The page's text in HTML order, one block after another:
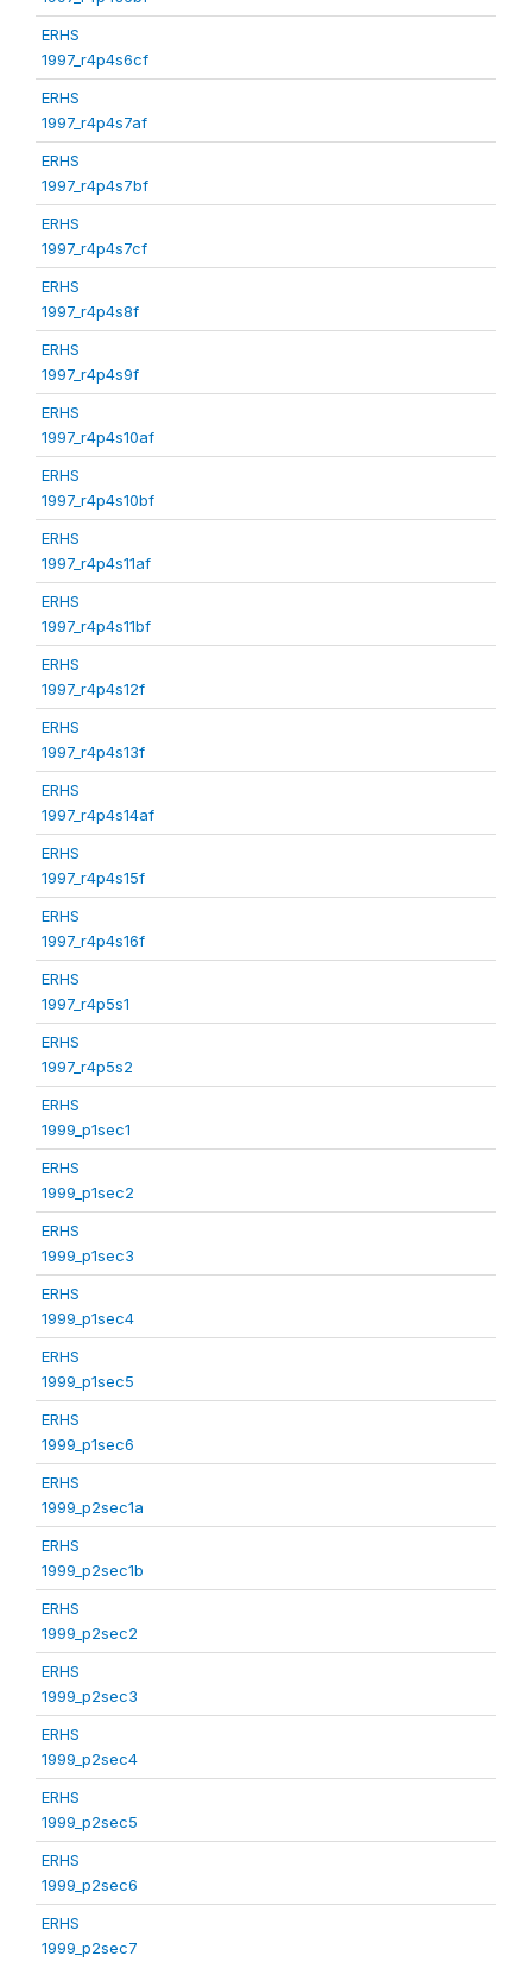
ERHS
1997_r4p4s6cf
ERHS
1997_r4p4s7af
ERHS
1997_r4p4s7bf
ERHS
1997_r4p4s7cf
ERHS
1997_r4p4s8f
ERHS
1997_r4p4s9f
ERHS
1997_r4p4s10af
ERHS
1997_r4p4s10bf
ERHS
1997_r4p4s11af
ERHS
1997_r4p4s11bf
ERHS
1997_r4p4s12f
ERHS
1997_r4p4s13f
ERHS
1997_r4p4s14af
ERHS
1997_r4p4s15f
ERHS
1997_r4p4s16f
ERHS
1997_r4p5s1
ERHS
1997_r4p5s2
ERHS
1999_p1sec1
ERHS
1999_p1sec2
ERHS
1999_p1sec3
ERHS
1999_p1sec4
ERHS
1999_p1sec5
ERHS
1999_p1sec6
ERHS
1999_p2sec1a
ERHS
1999_p2sec1b
ERHS
1999_p2sec2
ERHS
1999_p2sec3
ERHS
1999_p2sec4
ERHS
1999_p2sec5
ERHS
1999_p2sec6
ERHS
1999_p2sec7